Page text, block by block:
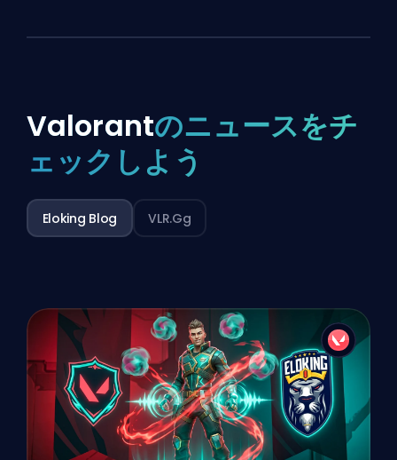
Valorantのニュースをチ
ェックしよう
Eloking Blog VLR.gg